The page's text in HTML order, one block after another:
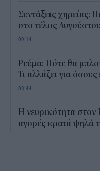
Συντάξεις χηρείας:
στο τέλος Αυγούστου
09:14
Ρεύμα: Πότε θα
Τι αλλάζει για
08:44
Η νευρικότητα στον
αγορές κρατά ψηλά